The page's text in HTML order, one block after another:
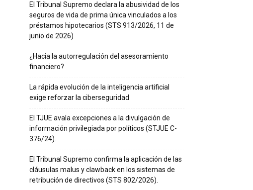
El Tribunal Supremo declara la abusividad de los
seguros de vida de prima única vinculados a los
préstamos hipotecarios (STS 913/2026, 11 de
junio de 2026)
¿Hacia la autorregulación del asesoramiento
financiero?
La rápida evolución de la inteligencia artificial
exige reforzar la ciberseguridad
El TJUE avala excepciones a la divulgación de
información privilegiada por políticos (STJUE C-
376/24).
El Tribunal Supremo confirma la aplicación de las
cláusulas malus y clawback en los sistemas de
retribución de directivos (STS 802/2026).